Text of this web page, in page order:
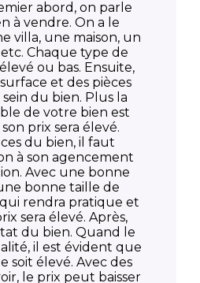
abord, on parle
à vendre. On a le
villa, une maison, un
Chaque type de
ou bas. Ensuite,
et des pièces
du bien. Plus la
de votre bien est
prix sera élevé.
du bien, il faut
à son agencement
Avec une bonne
bonne taille de
rendra pratique et
sera élevé. Après,
du bien. Quand le
il est évident que
soit élevé. Avec des
le prix peut baisser